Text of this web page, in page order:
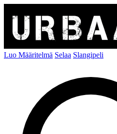
Luo Määritelmä Selaa Slangipeli